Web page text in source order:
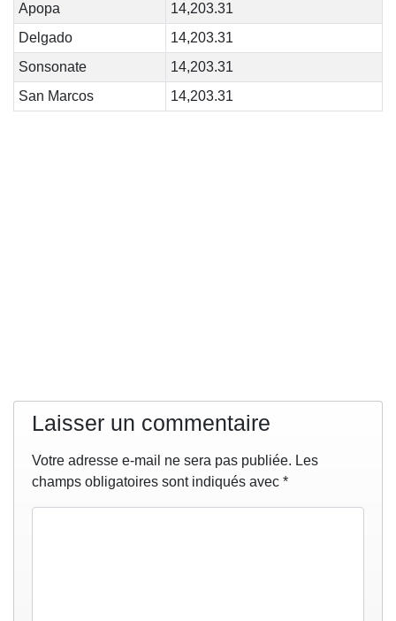
Apopa
14,203.31
Delgado
14,203.31
Sonsonate
14,203.31
San Marcos
14,203.31
Laisser un commentaire
Votre adresse e-mail ne sera pas publiée. Les
champs obligatoires sont indiqués avec *